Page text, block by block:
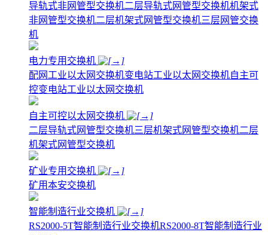
导轨式非网管型交换机二层导轨式网管型交换机机架式
非网管型交换机二层机架式网管型交换机三层网管交换
机
电力专用交换机
配网工业以太网交换机变电站工业以太网交换机自主可
控变电站工业以太网交换机
自主可控以太网交换机
二层导轨式网管型交换机三层机架式网管型交换机二层
机架式网管型交换机
矿业专用交换机
矿用本安交换机
智能制造行业交换机
RS2000-5T智能制造行业交换机RS2000-8T智能制造行业